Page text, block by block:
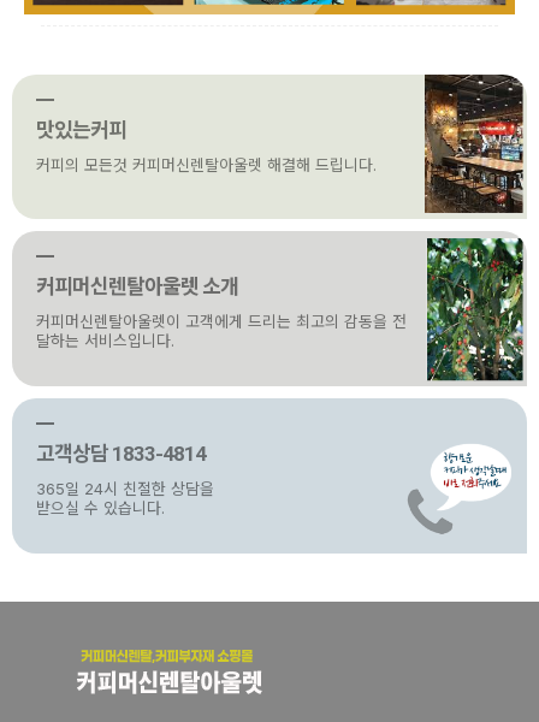
맛있는커피
커피의 모든것 커피머신렌탈아울렛 해결해 드립니다.
커피머신렌탈아울렛 소개
커피머신렌탈아울렛이 고객에게 드리는 최고의 감동을 전
달하는 서비스입니다.
고객상담 1833-4814
365일 24시 친절한 상담을
받으실 수 있습니다.